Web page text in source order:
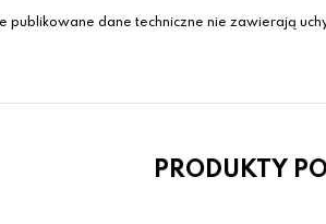
publikowane dane techniczne nie zawierają
PRODUKTY